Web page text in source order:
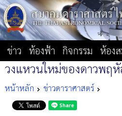
ข่าว ท้องฟ้า กิจกรรม ห้อง
วงแหวนใหม่ของดาวพฤ
หน้าหลัก ข่าวดาราศาสตร์